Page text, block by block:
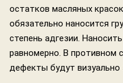
остатков масляных
обязательно наносится
степень адгезии.
равномерно. В противном
дефекты будут визуально